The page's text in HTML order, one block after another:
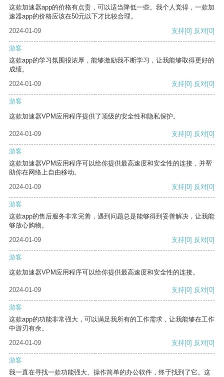
这款加速器app的价格有点贵，可以适当降低一些。我个人觉得，一款加
速器app的价格应该在50元以下才比较合理。
2024-01-09
支持[0] 反对[0]
游客
这款app的学习氛围很浓厚，能够激励我不断学习，让我能够取得更好的
成绩。
2024-01-09
支持[0] 反对[0]
游客
这款加速器VPM应用程序提供了顶级的安全性和隐私保护。
2024-01-09 支持[0] 反对[0]
游客
这款加速器VPM应用程序可以给你提供最高速度和安全性的连接，并帮
助你在网络上自由移动。
2024-01-09
支持[0] 反对[0]
游客
这款app的售后服务非常完善，遇到问题总是能够得到妥善解决，让我能
够放心购物。
2024-01-09
支持[0] 反对[0]
游客
这款加速器VPM应用程序可以给你提供最高速度和安全性的连接。
2024-01-09 支持[0] 反对[0]
游客
这款app的功能非常强大，可以满足我所有的工作需求，让我能够在工作
中游刃有余。
2024-01-09
支持[0] 反对[0]
游客
我一直在寻找一款功能强大、操作简单的办公软件，终于找到了它。这